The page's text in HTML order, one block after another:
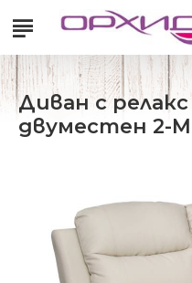
Диван с
двуместен 2-